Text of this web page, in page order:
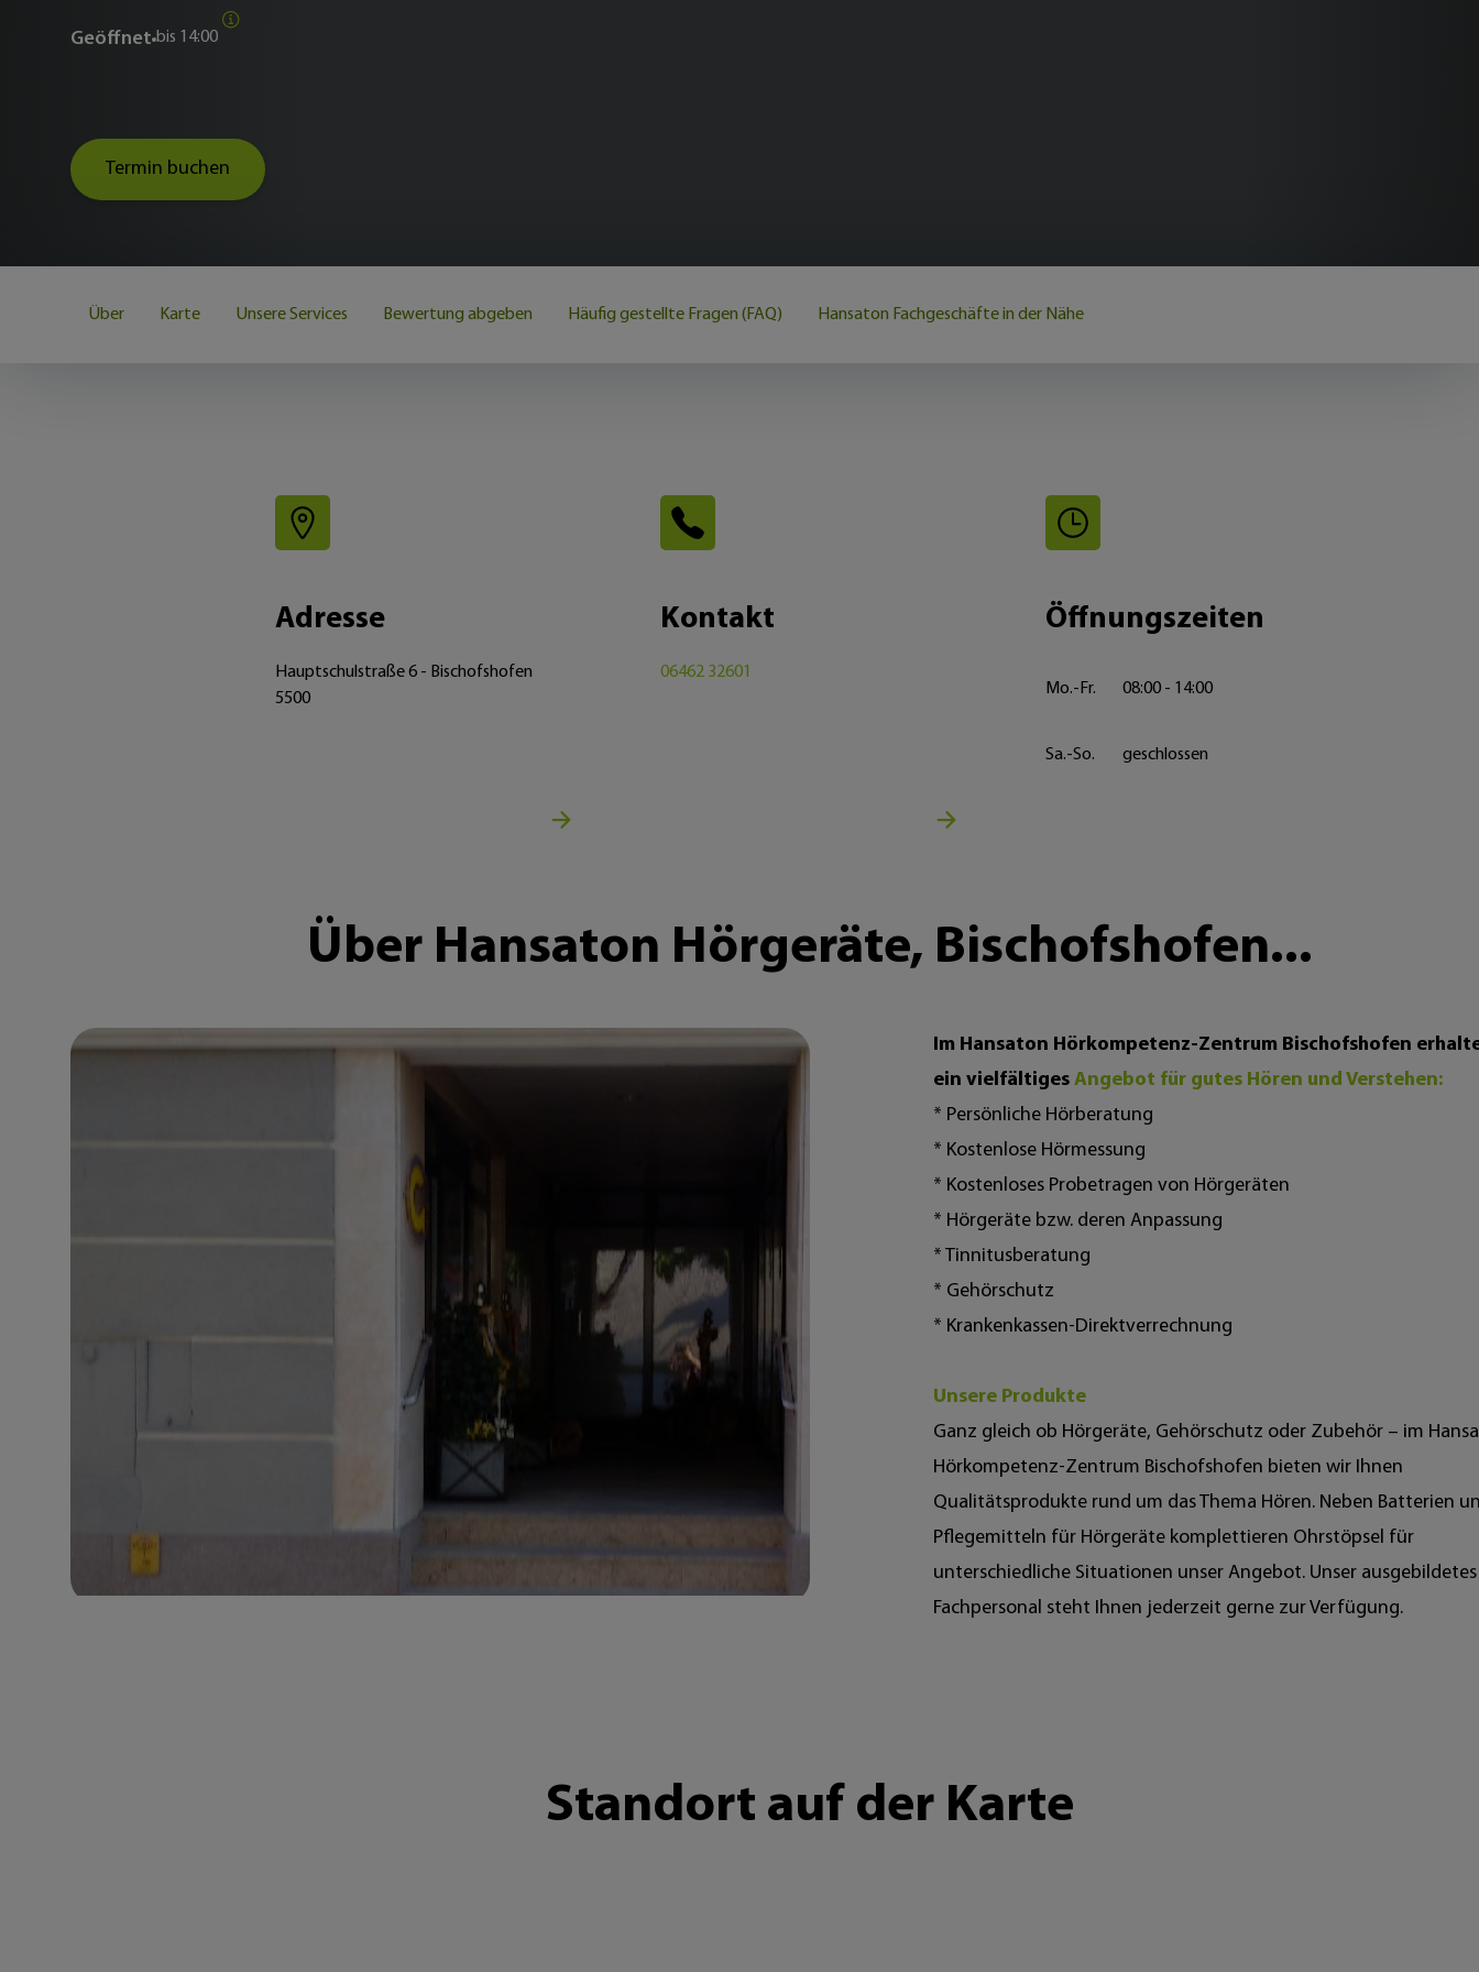
Geöffnet bis 14:00
Termin buchen
Über Karte Unsere Services Bewertung abgeben Häufig gestellte Fragen (FAQ) Hansaton Fachgeschäfte in der Nähe
Adresse
Hauptschulstraße 6 - Bischofshofen
5500
Kontakt
06462 32601
Öffnungszeiten
Mo.-Fr. 08:00 - 14:00
Sa.-So. geschlossen
Über Hansaton Hörgeräte, Bischofshofen...
Im Hansaton Hörkompetenz-Zentrum Bischofshofen
ein vielfältiges Angebot für gutes Hören und Verstehen:
* Persönliche Hörberatung
* Kostenlose Hörmessung
* Kostenloses Probetragen von Hörgeräten
* Hörgeräte bzw. deren Anpassung
* Tinnitusberatung
* Gehörschutz
* Krankenkassen-Direktverrechnung
Unsere Produkte
Ganz gleich ob Hörgeräte, Gehörschutz oder Zubehör – im
Hörkompetenz-Zentrum Bischofshofen bieten wir Ihnen
Qualitätsprodukte rund um das Thema Hören. Neben Batterien
Pflegemitteln für Hörgeräte komplettieren Ohrstöpsel für
unterschiedliche Situationen unser Angebot. Unser ausgebildetes
Fachpersonal steht Ihnen jederzeit gerne zur Verfügung.
Standort auf der Karte